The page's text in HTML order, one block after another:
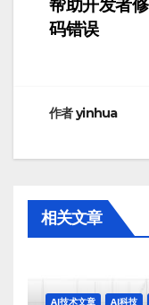
导
码错误
作者yinhua
相关文章
AI技术文章 AI科技